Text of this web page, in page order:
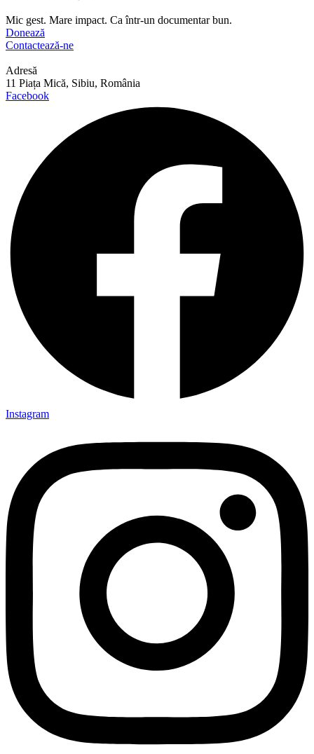
Mic gest. Mare impact. Ca într-un documentar bun.
Donează
Contactează-ne
Adresă
11 Piața Mică, Sibiu, România
Facebook
Instagram